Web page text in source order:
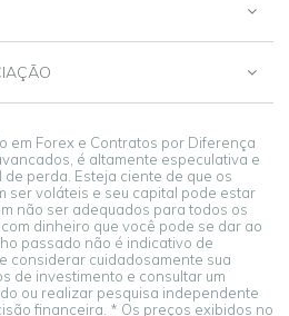
em Forex e Contratos por Diferença
é altamente especulativa e
perda. Esteja ciente de que os
ser voláteis e seu capital pode estar
não ser adequados para todos os
dinheiro que você pode se dar ao
passado não é indicativo de
considerar cuidadosamente sua
de investimento e consultar um
ou realizar pesquisa independente
financeira. * Os preços exibidos no